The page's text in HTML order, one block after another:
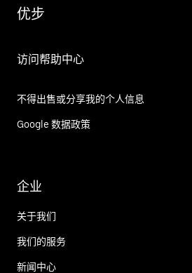
优步
访问帮助中心
不得出售或分享我的个人信息
Google 数据政策
企业
关于我们
我们的服务
新闻中心